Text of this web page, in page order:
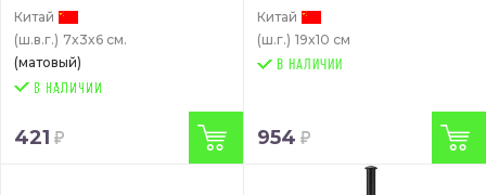
Китай
(ш.в.г.) 7x3x6 см.
(матовый)
421
Китай
(ш.г.) 19x10 см
В НАЛИЧИИ
954